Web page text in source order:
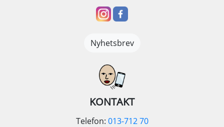
Nyhetsbrev
KONTAKT
Telefon: 013-712 70